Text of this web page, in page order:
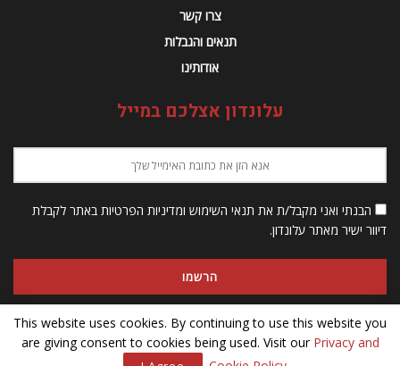
צרו קשר
תנאים והגבלות
אודותינו
עלונדון אצלכם במייל
הבנתי ואני מקבל/ת את תנאי השימוש ומדיניות הפרטיות באתר לקבלת
דיוור ישיר מאתר עלונדון.
This website uses cookies. By continuing to use this website you
are giving consent to cookies being used. Visit our Privacy and